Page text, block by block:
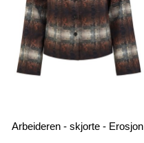
Arbeideren - skjorte - Erosjon